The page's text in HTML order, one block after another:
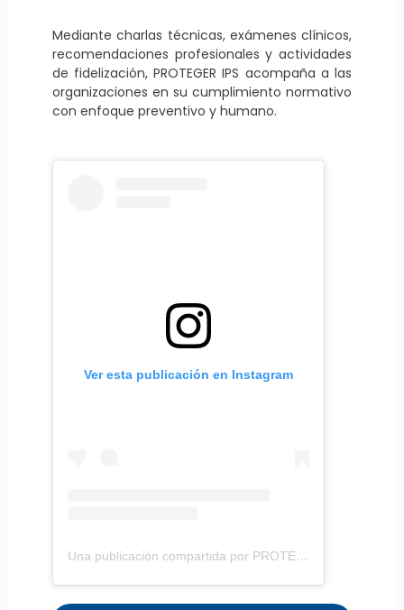
Mediante charlas técnicas, exámenes clínicos,
recomendaciones profesionales y actividades
de fidelización, PROTEGER IPS acompaña a las
organizaciones en su cumplimiento normativo
con enfoque preventivo y humano.
Ver esta publicación en Instagram
Una publicación compartida por PROTEGER IPS (@proteger.ips)